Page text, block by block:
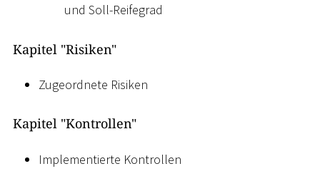
und Soll-Reifegrad
Kapitel "Risiken"
Zugeordnete Risiken
Kapitel "Kontrollen"
Implementierte Kontrollen